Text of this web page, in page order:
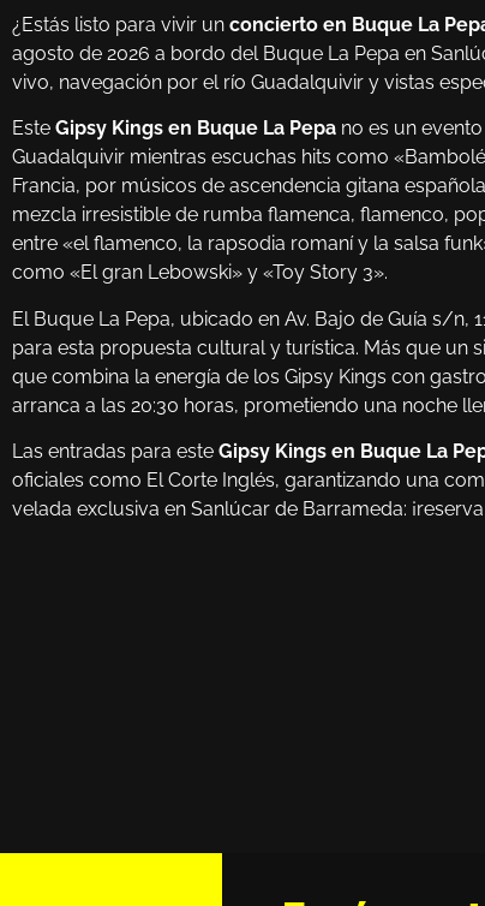
¿Estás listo para vivir un concierto en Buque La
agosto de 2026 a bordo del Buque La Pepa en
vivo, navegación por el río Guadalquivir y vistas
Este Gipsy Kings en Buque La Pepa no es un
Guadalquivir mientras escuchas hits como
Francia, por músicos de ascendencia gitana
mezcla irresistible de rumba flamenca, flamenco,
entre «el flamenco, la rapsodia romaní y la salsa
como «El gran Lebowski» y «Toy Story 3».
El Buque La Pepa, ubicado en Av. Bajo de Guía s/n,
para esta propuesta cultural y turística. Más que un
que combina la energía de los Gipsy Kings con
arranca a las 20:30 horas, prometiendo una noche
Las entradas para este Gipsy Kings en Buque La
oficiales como El Corte Inglés, garantizando una
velada exclusiva en Sanlúcar de Barrameda: